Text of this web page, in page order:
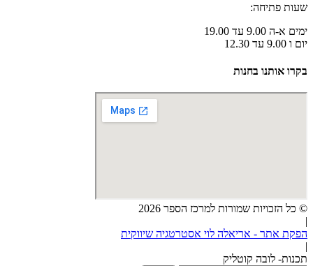
שעות פתיחה:
ימים א-ה 9.00 עד 19.00
יום ו 9.00 עד 12.30
בקרו אותנו בחנות
© כל הזכויות שמורות למרכז הספר 2026
|
הפקת אתר - אריאלה לוי אסטרטגיה שיווקית
|
תכנות- לובה קוטליק